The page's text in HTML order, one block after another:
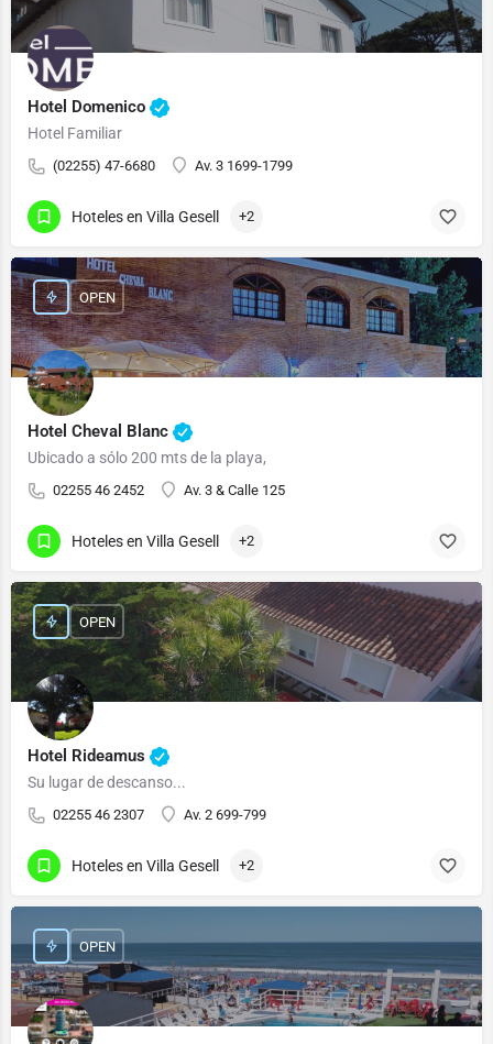
Hotel Domenico
Hotel Familiar
(02255) 47-6680 Av. 3 1699-1799
Hoteles en Villa Gesell +2
Hotel Cheval Blanc
Ubicado a sólo 200 mts de la playa,
02255 46 2452 Av. 3 & Calle 125
OPEN
Hoteles en Villa Gesell +2
Hotel Rideamus
Su lugar de descanso...
02255 46 2307 Av. 2 699-799
OPEN
Hoteles en Villa Gesell +2
OPEN